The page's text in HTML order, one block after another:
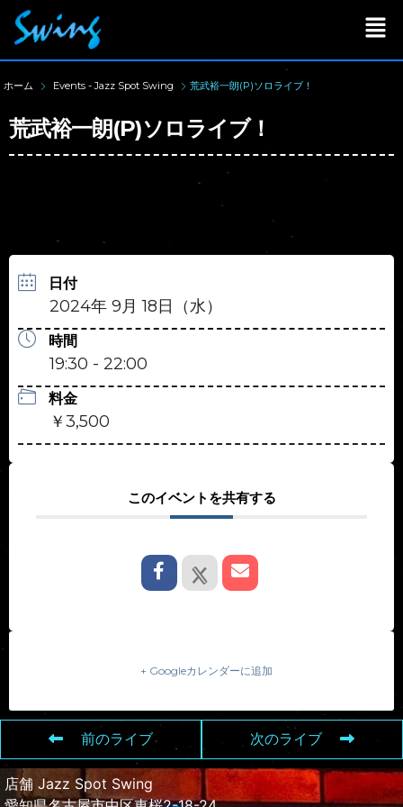
ホーム Events - Jazz Spot Swing 荒武裕一朗(P)ソロライブ！
荒武裕一朗(P)ソロライブ！
日付
2024年 9月 18日（水）
時間
19:30 - 22:00
料金
￥3,500
このイベントを共有する
+ Googleカレンダーに追加
前のライブ 次のライブ
店舗 Jazz Spot Swing